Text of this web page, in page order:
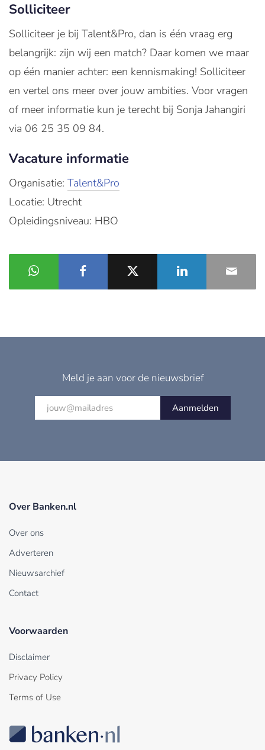
Solliciteer
Solliciteer je bij Talent&Pro, dan is één vraag erg
belangrijk: zijn wij een match? Daar komen we maar
op één manier achter: een kennismaking! Solliciteer
en vertel ons meer over jouw ambities. Voor vragen
of meer informatie kun je terecht bij Sonja Jahangiri
via 06 25 35 09 84.
Vacature informatie
Organisatie: Talent&Pro
Locatie: Utrecht
Opleidingsniveau: HBO
Meld je aan voor de nieuwsbrief
Aanmelden
Over Banken.nl
Over ons
Adverteren
Nieuwsarchief
Contact
Voorwaarden
Disclaimer
Privacy Policy
Terms of Use